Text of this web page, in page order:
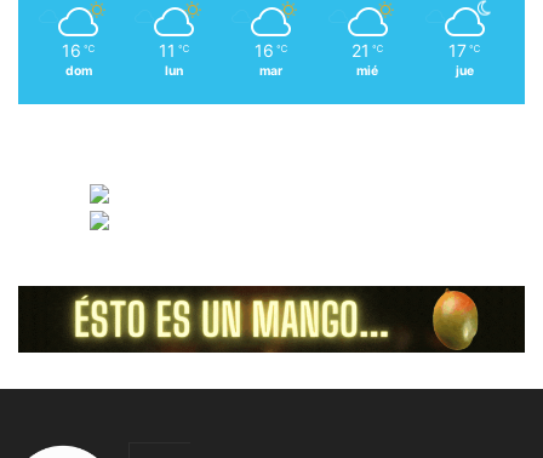
16 ℃
dom
11 ℃
lun
16 ℃
mar
21 ℃
mié
17 ℃
jue